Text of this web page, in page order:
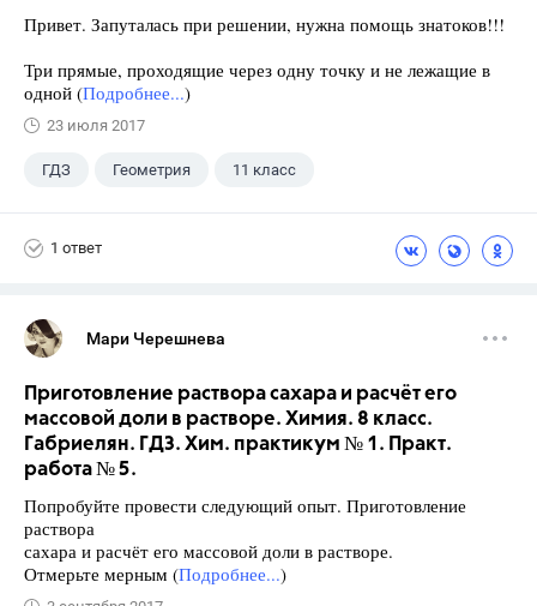
Привет. Запуталась при решении, нужна помощь знатоков!!!
Три прямые, проходящие через одну точку и не лежащие в
одной (Подробнее...)
23 июля 2017
ГДЗ Геометрия 11 класс
1 ответ
Мари Черешнева
Приготовление раствора сахара и расчёт его
массовой доли в растворе. Химия. 8 класс.
Габриелян. ГДЗ. Хим. практикум № 1. Практ.
работа № 5.
Попробуйте провести следующий опыт. Приготовление
раствора
сахара и расчёт его массовой доли в растворе.
Отмерьте мерным (Подробнее...)